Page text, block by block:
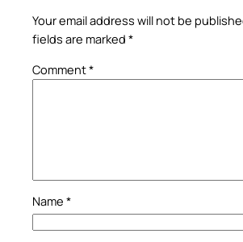
Your email address will not be
fields are marked *
Comment*
Name *